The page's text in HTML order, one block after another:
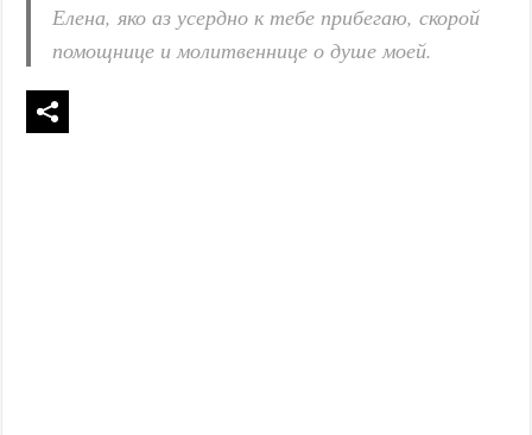
Елена, яко аз усердно к тебе прибегаю, скорой
помощнице и молитвеннице о душе моей.